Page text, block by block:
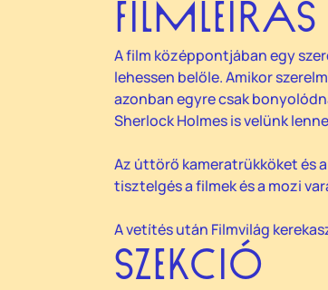
FILMLEÍRÁS
A film középpontjában egy
lehessen belőle. Amikor
azonban egyre csak
Sherlock Holmes is velünk
Az úttörő kameratrükköket és
tisztelgés a filmek és a mozi
A vetítés után Filmvilág
SZEKCIÓ